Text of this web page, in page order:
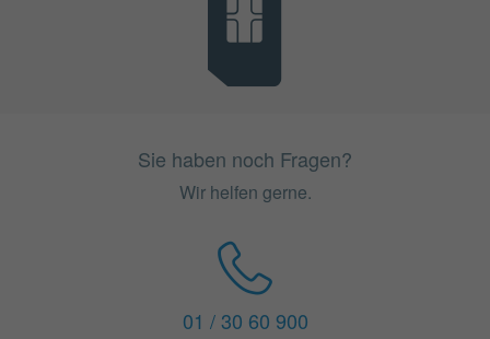
Sie haben noch Fragen?
Wir helfen gerne.
01 / 30 60 900